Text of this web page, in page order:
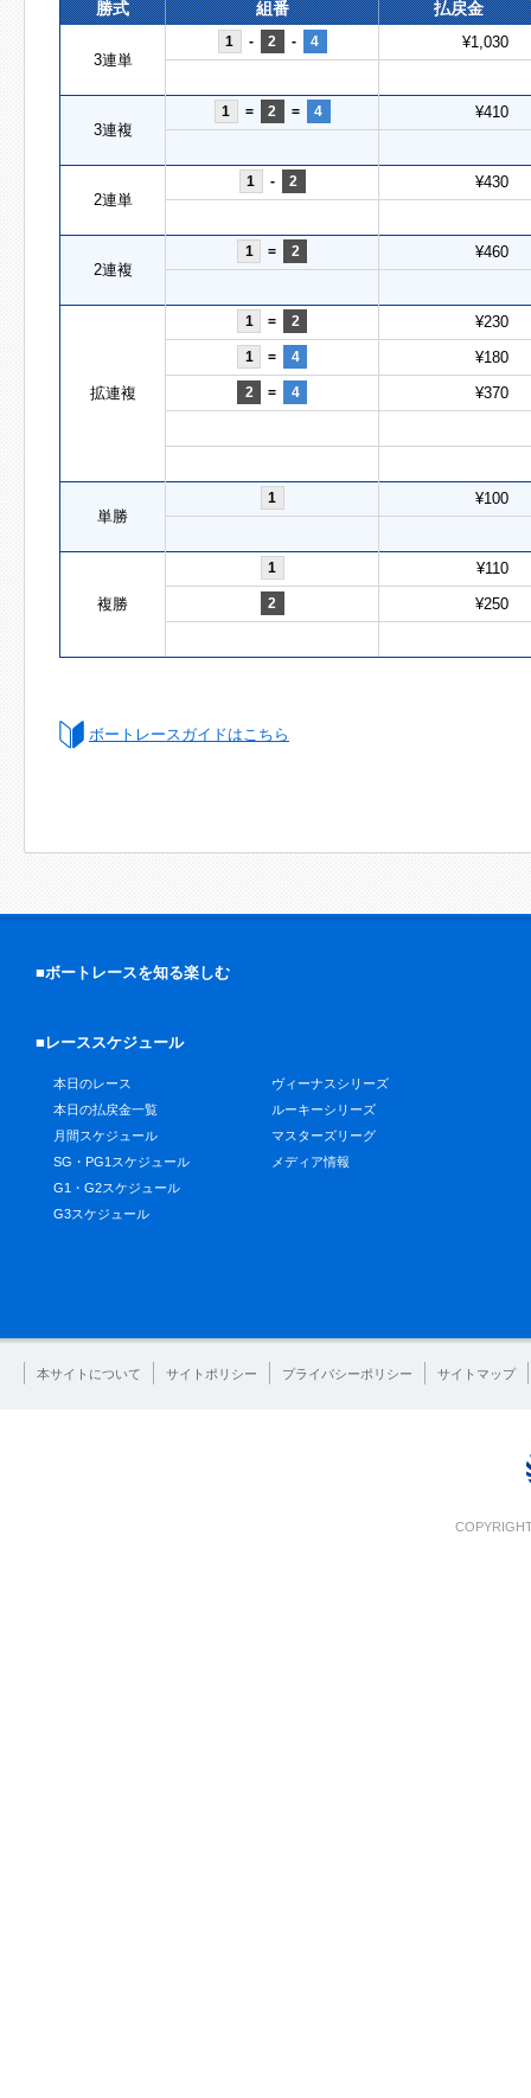
勝式 組番 払戻金
3連単
1 - 2 - 4 ¥1,030
3連複
1 = 2 = 4 ¥410
2連単
1 - 2 ¥430
2連複
1 = 2 ¥460
拡連複
1 = 2 ¥230
1 = 4 ¥180
2 = 4 ¥370
単勝
1 ¥100
複勝
1 ¥110
2 ¥250
ボートレースガイドはこちら
■ボートレースを知る楽しむ
■レーススケジュール
本日のレース
本日の払戻金一覧
月間スケジュール
SG・PG1スケジュール
G1・G2スケジュール
G3スケジュール
ヴィーナスシリーズ
ルーキーシリーズ
マスターズリーグ
メディア情報
本サイトについて サイトポリシー プライバシーポリシー サイトマップ